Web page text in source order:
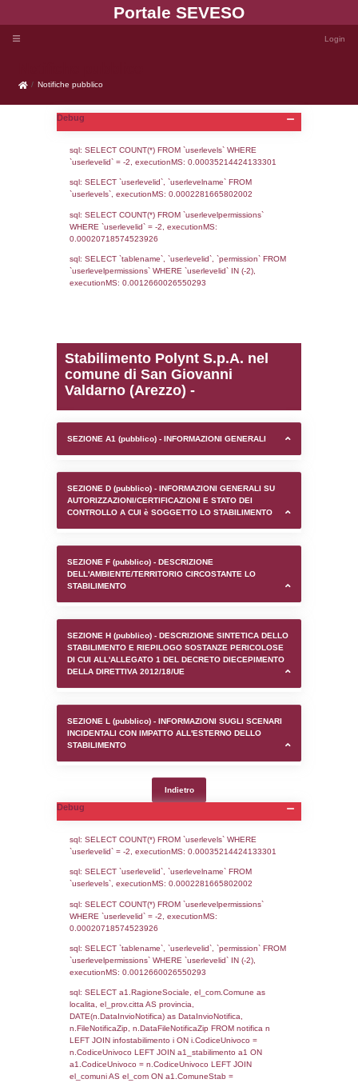
Portale
Notifiche pubblico
Notifiche pubblico
Debug
sql: SELECT COUNT(*) FROM `userlevels`
sql: SELECT `userlevelid`, `userlevelname`
0.00020718574523926
sql: SELECT `tablename`, `userlevelid`,
executionMS: 0.0012660026550293
Stabilimento Polynt
comune di San Giovanni
Valdarno (Arezzo) -
SEZIONE A1 (pubblico) - INFORMAZIONI
SEZIONE D (pubblico) - INFORMAZIONI
CONTROLLO A CUI è SOGGETTO LO
DELL'AMBIENTE/TERRITORIO
STABILIMENTO
SEZIONE H (pubblico) - DESCRIZIONE
STABILIMENTO E RIEPILOGO SOSTANZE
DI CUI ALL'ALLEGATO 1 DEL DECRETO
DELLA DIRETTIVA 2012/18/UE